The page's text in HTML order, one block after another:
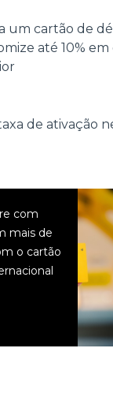
um cartão de
até 10% em
de ativação
com
mais de
o cartão